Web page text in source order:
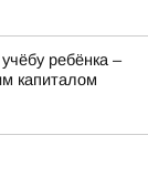
ребёнка –
капиталом